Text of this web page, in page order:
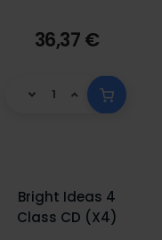
36,37 €
Bright Ideas 4
Class CD (X4)